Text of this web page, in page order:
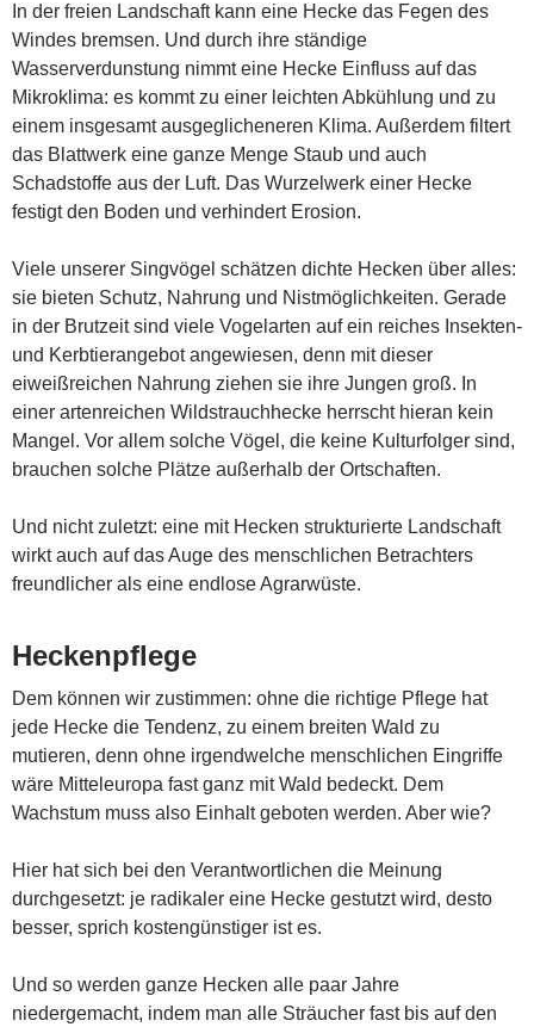
In der freien Landschaft kann eine Hecke das Fegen des
Windes bremsen. Und durch ihre ständige
Wasserverdunstung nimmt eine Hecke Einfluss auf das
Mikroklima: es kommt zu einer leichten Abkühlung und zu
einem insgesamt ausgeglicheneren Klima. Außerdem filtert
das Blattwerk eine ganze Menge Staub und auch
Schadstoffe aus der Luft. Das Wurzelwerk einer Hecke
festigt den Boden und verhindert Erosion.
Viele unserer Singvögel schätzen dichte Hecken über alles:
sie bieten Schutz, Nahrung und Nistmöglichkeiten. Gerade
in der Brutzeit sind viele Vogelarten auf ein reiches Insekten-
und Kerbtierangebot angewiesen, denn mit dieser
eiweißreichen Nahrung ziehen sie ihre Jungen groß. In
einer artenreichen Wildstrauchhecke herrscht hieran kein
Mangel. Vor allem solche Vögel, die keine Kulturfolger sind,
brauchen solche Plätze außerhalb der Ortschaften.
Und nicht zuletzt: eine mit Hecken strukturierte Landschaft
wirkt auch auf das Auge des menschlichen Betrachters
freundlicher als eine endlose Agrarwüste.
Heckenpflege
Dem können wir zustimmen: ohne die richtige Pflege hat
jede Hecke die Tendenz, zu einem breiten Wald zu
mutieren, denn ohne irgendwelche menschlichen Eingriffe
wäre Mitteleuropa fast ganz mit Wald bedeckt. Dem
Wachstum muss also Einhalt geboten werden. Aber wie?
Hier hat sich bei den Verantwortlichen die Meinung
durchgesetzt: je radikaler eine Hecke gestutzt wird, desto
besser, sprich kostengünstiger ist es.
Und so werden ganze Hecken alle paar Jahre
niedergemacht, indem man alle Sträucher fast bis auf den